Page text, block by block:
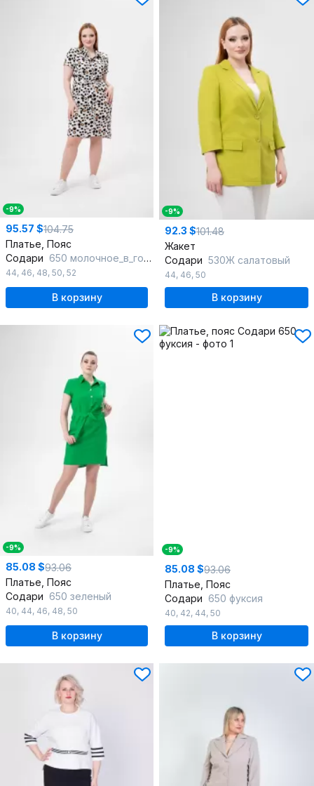
-9%
95.57 $104.75
Платье, Пояс
Содари 650 молочное_в_горошек
44, 46, 48, 50, 52
В корзину
-9%
92.3 $101.48
Жакет
Содари 530Ж салатовый
44, 46, 50
В корзину
-9%
85.08 $93.06
Платье, Пояс
Содари 650 зеленый
40, 44, 46, 48, 50
В корзину
-9%
85.08 $93.06
Платье, Пояс
Содари 650 фуксия
40, 42, 44, 50
В корзину